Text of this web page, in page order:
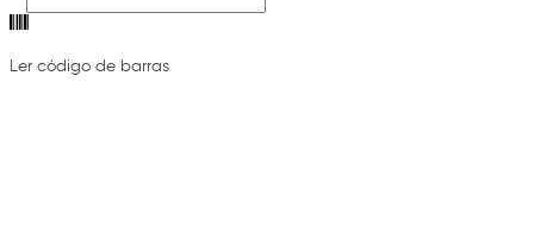
Ler código de barras